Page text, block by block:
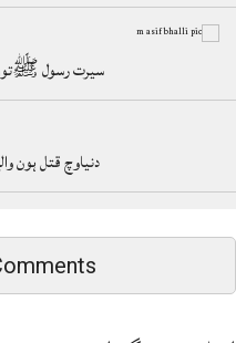
سیرت رسول ﷺتوں
دنیاوچ قتل ہون